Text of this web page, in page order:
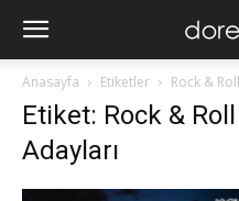
Anasayfa Etiketler Rock &
Etiket: Rock &
Adayları